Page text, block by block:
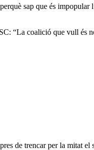
sap que és
“La coalició que vull és
de trencar per la mitat